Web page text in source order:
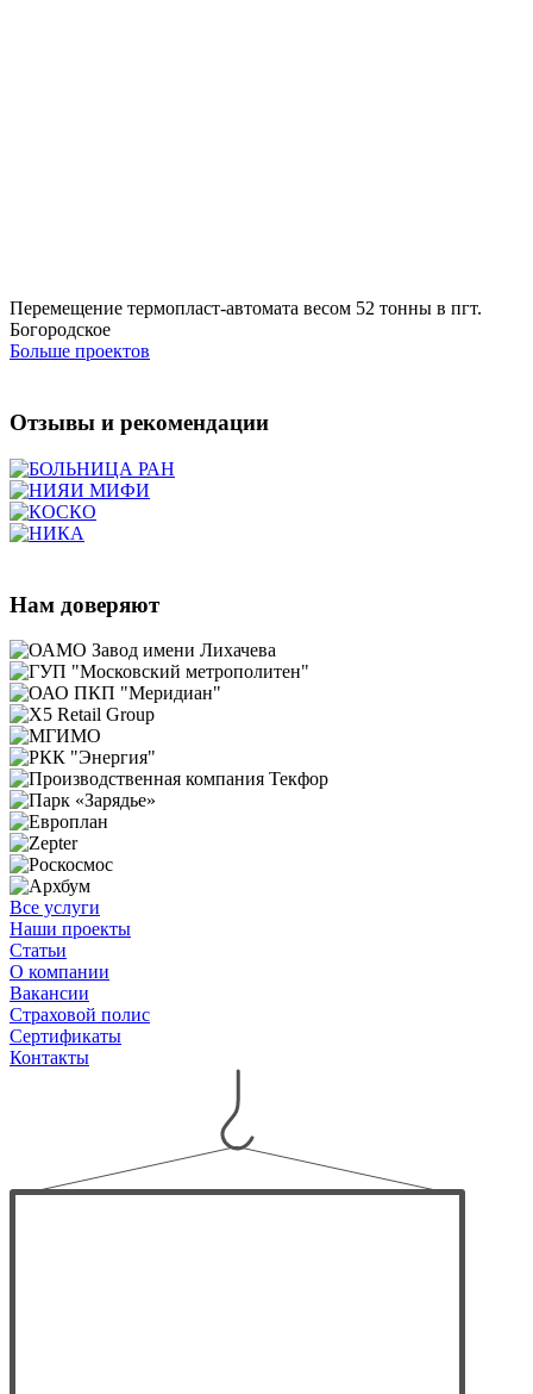
Перемещение термопласт-автомата весом 52 тонны в пгт.
Богородское
Больше проектов
Отзывы и рекомендации
Нам доверяют
Все услуги
Наши проекты
Статьи
О компании
Вакансии
Страховой полис
Сертификаты
Контакты